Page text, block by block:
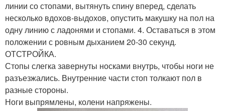
линии со стопами, вытянуть спину вперед, сделать
несколько вдохов-выдохов, опустить макушку на пол на
одну линию с ладонями и стопами. 4. Оставаться в этом
положении с ровным дыханием 20-30 секунд.
ОТСТРОЙКА.
Стопы слегка завернуты носками внутрь, чтобы ноги не
разъезжались. Внутренние части стоп толкают пол в
разные стороны.
Ноги выпрямлены, колени напряжены.